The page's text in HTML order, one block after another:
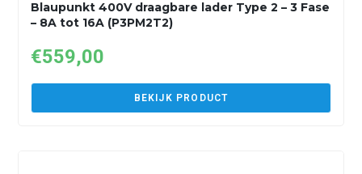
Blaupunkt 400V draagbare lader Type 2 – 3 Fase
– 8A tot 16A (P3PM2T2)
€559,00
BEKIJK PRODUCT